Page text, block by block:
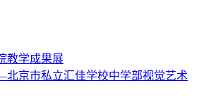
教学成果展
京市私立汇佳学校中学部视觉艺术